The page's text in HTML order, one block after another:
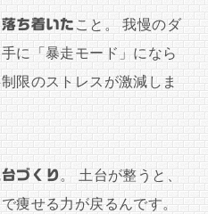
ち着いたこと。 我慢のダ
に「暴走モード」になら
限のストレスが激減しま
づくり。 土台が整うと、
痩せる力が戻るんです。